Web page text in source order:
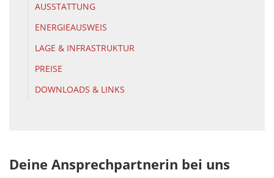
AUSSTATTUNG
ENERGIEAUSWEIS
LAGE & INFRASTRUKTUR
PREISE
DOWNLOADS & LINKS
Deine Ansprechpartnerin bei uns